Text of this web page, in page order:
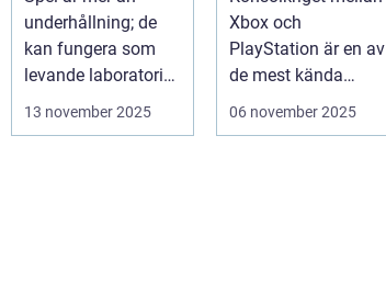
underhållning; de
kan fungera som
levande laboratorier
för m&aum...
13 november 2025
Xbox och
PlayStation är en av
de mest kända
rivaliteterna i
06 november 2025